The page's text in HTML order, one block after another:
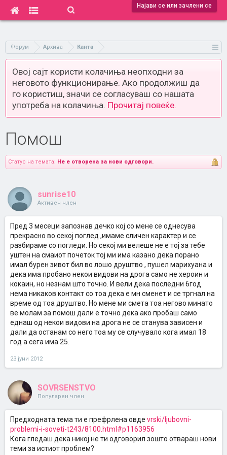
Најави се или зачлени се
Форум Архива Канта
Овој сајт користи колачиња неопходни за
неговото функционирање. Ако продолжиш да
го користиш, значи се согласуваш со нашата
употреба на колачиња. Прочитај повеќе.
Помош
Статус на темата: Не е отворена за нови одговори.
sunrise10
Активен член
Пред 3 месеци запознав дечко кој со мене се однесува
прекрасно во секој поглед ,имаме сличен карактер и се
разбираме со погледи. Но секој ми велеше не е тој за тебе
уштен на смаиот почеток тој ми има казано дека порано
имал бурен зивот бил во лошо друштво , пушел марихуана и
дека има пробано некои видови на дрога само не хероин и
кокаин, но незнам што точно. И вели дека последни 6год
нема никаков контакт со тоа дека е мн сменет и се тргнал на
време од тоа друштво. Но мене ми смета тоа негово минато
ве молам за помош дали е точно дека ако пробаш само
еднаш од некои видови на дрога не се станува зависен и
дали да останам со него тоа му се случувало кога имал 18
год а сега има 25.
23 јуни 2012
SOVRSENSTVO
Популарен член
Предходната тема ти е префрлена овде vrski/ljubovni-
problemi-i-soveti-t243/8100.html#p1163956
Кога гледаш дека никој не ти одговорил зошто отвараш нови
теми за истиот проблем?